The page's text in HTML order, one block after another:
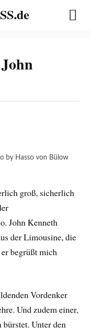
by Hasso von Bülow
groß, sicherlich
John Kenneth
der Limousine, die
begrüßt mich
Vordenker
Und zudem einer,
bürstet. Unter den